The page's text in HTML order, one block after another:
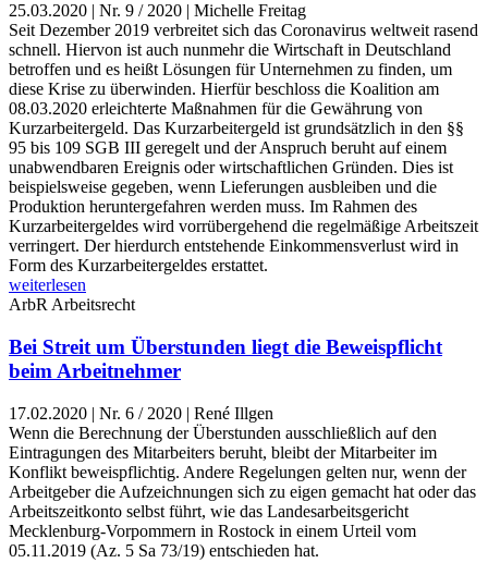
25.03.2020 | Nr. 9 / 2020 | Michelle Freitag
Seit Dezember 2019 verbreitet sich das Coronavirus weltweit rasend
schnell. Hiervon ist auch nunmehr die Wirtschaft in Deutschland
betroffen und es heißt Lösungen für Unternehmen zu finden, um
diese Krise zu überwinden. Hierfür beschloss die Koalition am
08.03.2020 erleichterte Maßnahmen für die Gewährung von
Kurzarbeitergeld. Das Kurzarbeitergeld ist grundsätzlich in den §§
95 bis 109 SGB III geregelt und der Anspruch beruht auf einem
unabwendbaren Ereignis oder wirtschaftlichen Gründen. Dies ist
beispielsweise gegeben, wenn Lieferungen ausbleiben und die
Produktion heruntergefahren werden muss. Im Rahmen des
Kurzarbeitergeldes wird vorrübergehend die regelmäßige Arbeitszeit
verringert. Der hierdurch entstehende Einkommensverlust wird in
Form des Kurzarbeitergeldes erstattet.
weiterlesen
ArbR Arbeitsrecht
Bei Streit um Überstunden liegt die Beweispflicht
beim Arbeitnehmer
17.02.2020 | Nr. 6 / 2020 | René Illgen
Wenn die Berechnung der Überstunden ausschließlich auf den
Eintragungen des Mitarbeiters beruht, bleibt der Mitarbeiter im
Konflikt beweispflichtig. Andere Regelungen gelten nur, wenn der
Arbeitgeber die Aufzeichnungen sich zu eigen gemacht hat oder das
Arbeitszeitkonto selbst führt, wie das Landesarbeitsgericht
Mecklenburg-Vorpommern in Rostock in einem Urteil vom
05.11.2019 (Az. 5 Sa 73/19) entschieden hat.